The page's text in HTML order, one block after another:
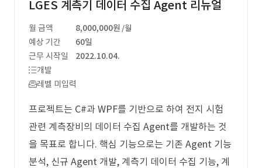
LGES 계측기 데이터 수집 Agent 리뉴얼
월 금액 8,000,000원 /월
예상 기간
60일
근무 시작일
2022.10.04.
개발
레벨 미입력
프로젝트는 C#과 WPF를 기반으로 하여 전지 시험
관련 계측장비의 데이터 수집 Agent를 개발하는 것
을 목표로 합니다. 핵심 기능으로는 기존 Agent 기능
분석, 신규 Agent 개발, 계측기 데이터 수집 기능, 계